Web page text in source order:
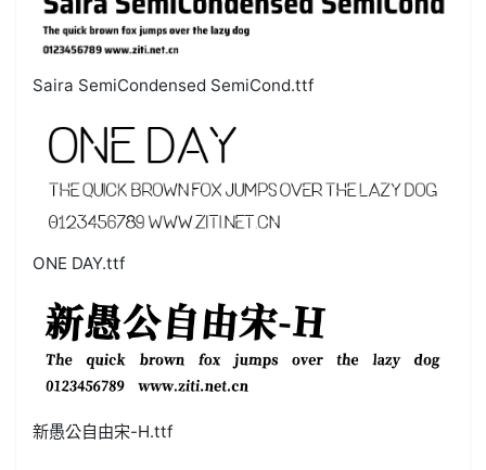
Saira SemiCondensed SemiCond.ttf
ONE DAY.ttf
新愚公自由宋-H.ttf